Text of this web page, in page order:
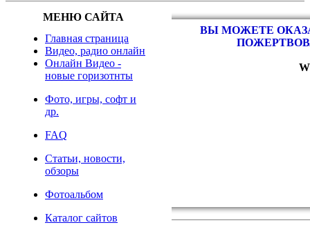
МЕНЮ САЙТА
Главная страница
Видео, радио онлайн
Онлайн Видео -
новые горизотнты
Фото, игры, софт и
др.
FAQ
Статьи, новости,
обзоры
Фотоальбом
Каталог сайтов
ВЫ МОЖЕТЕ